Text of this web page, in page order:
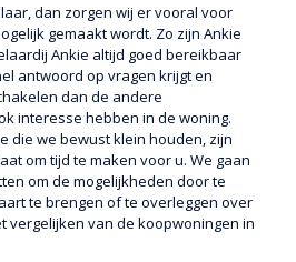
dan zorgen wij er vooral voor
gemaakt wordt. Zo zijn Ankie
Ankie altijd goed bereikbaar
antwoord op vragen krijgt en
dan de andere
interesse hebben in de woning.
die we bewust klein houden, zijn
om tijd te maken voor u. We gaan
om de mogelijkheden door te
te brengen of te overleggen over
vergelijken van de koopwoningen in